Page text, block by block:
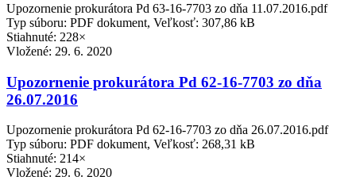
Upozornenie prokurátora Pd 63-16-7703 zo dňa 11.07.2016.pdf
Typ súboru: PDF dokument, Veľkosť: 307,86 kB
Stiahnuté: 228×
Vložené: 29. 6. 2020
Upozornenie prokurátora Pd 62-16-7703 zo dňa
26.07.2016
Upozornenie prokurátora Pd 62-16-7703 zo dňa 26.07.2016.pdf
Typ súboru: PDF dokument, Veľkosť: 268,31 kB
Stiahnuté: 214×
Vložené: 29. 6. 2020